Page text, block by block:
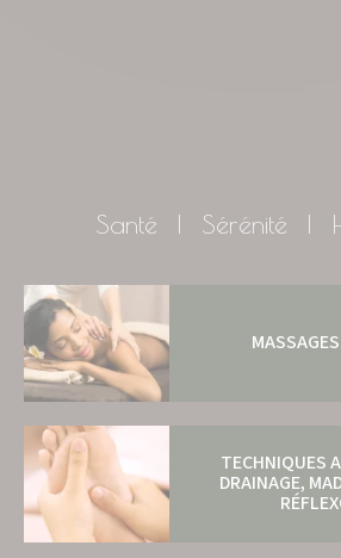
Santé | Sérénité |
TECHNIQUES
DRAINAGE,